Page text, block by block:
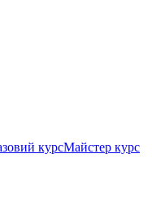
курсМайстер курс